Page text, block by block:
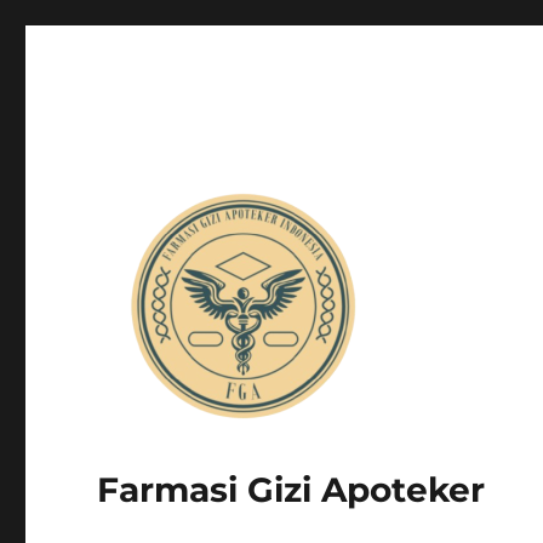
Farmasi Gizi Apoteker